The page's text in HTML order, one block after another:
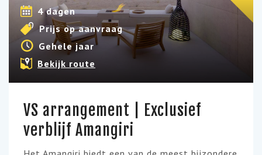
4 dagen
Prijs op aanvraag
Gehele jaar
Bekijk route
VS arrangement | Exclusief
verblijf Amangiri